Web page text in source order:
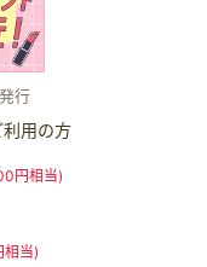
行
用の方
円相当)
当)